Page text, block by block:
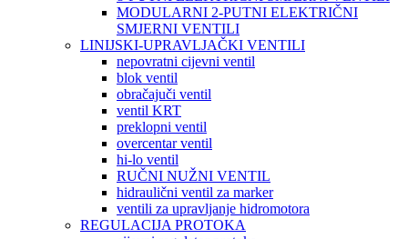
MODULARNI 2-PUTNI ELEKTRIČNI
SMJERNI VENTILI
LINIJSKI-UPRAVLJAČKI VENTILI
nepovratni cijevni ventil
blok ventil
obračajuči ventil
ventil KRT
preklopni ventil
overcentar ventil
hi-lo ventil
RUČNI NUŽNI VENTIL
hidraulični ventil za marker
ventili za upravljanje hidromotora
REGULACIJA PROTOKA